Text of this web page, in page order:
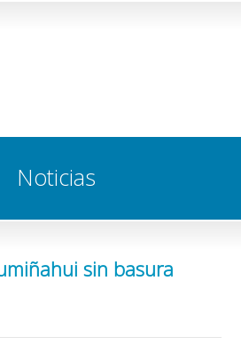
Noticias
sin basura